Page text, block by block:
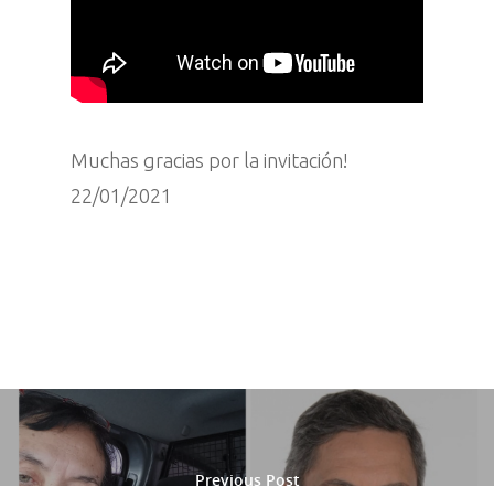
Muchas gracias por la invitación!
22/01/2021
Previous Post